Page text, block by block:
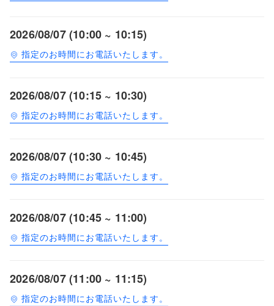
2026/08/07 (10:00 ~ 10:15)
指定のお時間にお電話いたします。
2026/08/07 (10:15 ~ 10:30)
指定のお時間にお電話いたします。
2026/08/07 (10:30 ~ 10:45)
指定のお時間にお電話いたします。
2026/08/07 (10:45 ~ 11:00)
指定のお時間にお電話いたします。
2026/08/07 (11:00 ~ 11:15)
指定のお時間にお電話いたします。